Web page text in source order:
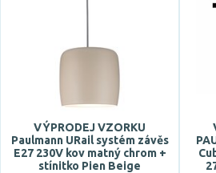
Prodloužená záruka
Značka
VÝPRODEJ VZORKU
Paulmann URail systém závěs
E27 230V kov matný chrom +
stínitko Pien Beige